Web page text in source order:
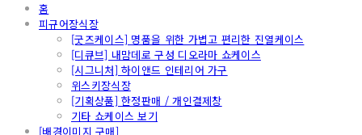
홈
피규어장식장
[굿즈케이스] 명품을 위한 가볍고 편리한 진열케이스
[디큐브] 내맘데로 구성 디오라마 쇼케이스
[시그니처] 하이앤드 인테리어 가구
위스키장식장
[기획상품] 한정판매 / 개인결제창
기타 쇼케이스 보기
[배경이미지 구매]